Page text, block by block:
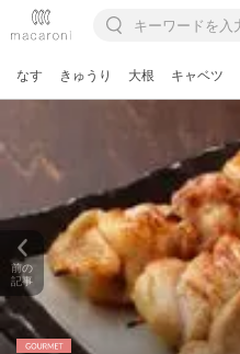
なす きゅうり 大根 キャベツ
前の
記事